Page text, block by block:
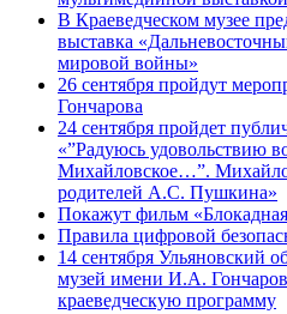
В Краеведческом музее
выставка
мировой войны»
26 сентября пройдут
Гончарова
24 сентября пройдет
«”Радуюсь удовольствию
Михайловское…”.
родителей А.С. Пушкина»
Покажут фильм
Правила цифровой
14 сентября Ульяновский
музей имени И.А.
краеведческую программу